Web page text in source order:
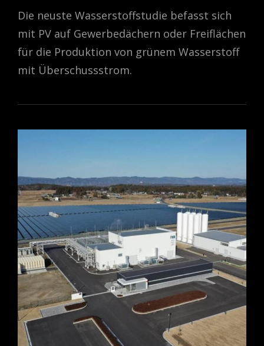
Die neuste Wasserstoffstudie befasst sich
mit PV auf Gewerbedächern oder Freiflächen
für die Produktion von grünem Wasserstoff
mit Überschussstrom.